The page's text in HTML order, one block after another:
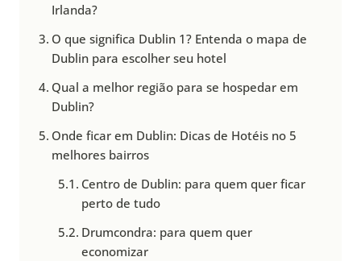
Irlanda?
O que significa Dublin 1? Entenda o mapa de
Dublin para escolher seu hotel
Qual a melhor região para se hospedar em
Dublin?
Onde ficar em Dublin: Dicas de Hotéis no 5
melhores bairros
Centro de Dublin: para quem quer ficar
perto de tudo
Drumcondra: para quem quer
economizar